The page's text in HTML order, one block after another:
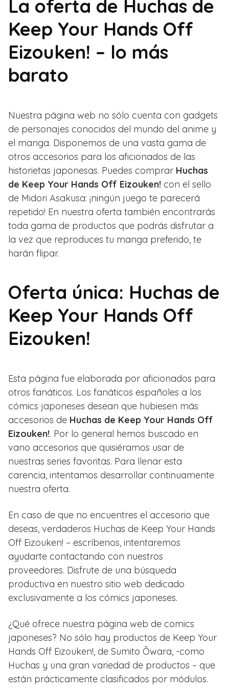
La oferta de Huchas de
Keep Your Hands Off
Eizouken! – lo más
barato
Nuestra página web no sólo cuenta con gadgets
de personajes conocidos del mundo del anime y
el manga. Disponemos de una vasta gama de
otros accesorios para los aficionados de las
historietas japonesas. Puedes comprar Huchas
de Keep Your Hands Off Eizouken! con el sello
de Midori Asakusa: ¡ningún juego te parecerá
repetido! En nuestra oferta también encontrarás
toda gama de productos que podrás disfrutar a
la vez que reproduces tu manga preferido, te
harán flipar.
Oferta única: Huchas de
Keep Your Hands Off
Eizouken!
Esta página fue elaborada por aficionados para
otros fanáticos. Los fanáticos españoles a los
cómics japoneses desean que hubiesen más
accesorios de Huchas de Keep Your Hands Off
Eizouken!. Por lo general hemos buscado en
vano accesorios que quisiéramos usar de
nuestras series favoritas. Para llenar esta
carencia, intentamos desarrollar continuamente
nuestra oferta.
En caso de que no encuentres el accesorio que
deseas, verdaderos Huchas de Keep Your Hands
Off Eizouken! – escríbenos, intentaremos
ayudarte contactando con nuestros
proveedores. Disfrute de una búsqueda
productiva en nuestro sitio web dedicado
exclusivamente a los cómics japoneses.
¿Qué ofrece nuestra página web de comics
japoneses? No sólo hay productos de Keep Your
Hands Off Eizouken!, de Sumito Ōwara, -como
Huchas y una gran variedad de productos – que
están prácticamente clasificados por módulos.